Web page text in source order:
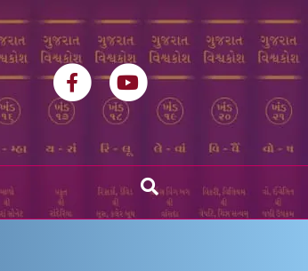
FacebookYoutube